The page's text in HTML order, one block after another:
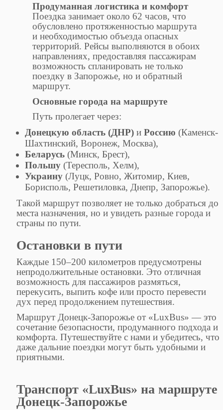
Продуманная логистика и комфорт
Поездка занимает около 62 часов, что
обусловлено протяженностью маршрута
и необходимостью объезда опасных
территорий. Рейсы выполняются в обоих
направлениях, предоставляя пассажирам
возможность спланировать не только
поездку в Запорожье, но и обратный
маршрут.
Основные города на маршруте
Путь пролегает через:
Донецкую область (ДНР) и Россию (Каменск-
Шахтинский, Воронеж, Москва),
Беларусь (Минск, Брест),
Польшу (Тересполь, Хелм),
Украину (Луцк, Ровно, Житомир, Киев,
Борисполь, Решетиловка, Днепр, Запорожье).
Такой маршрут позволяет не только добраться до
места назначения, но и увидеть разные города и
страны по пути.
Остановки в пути
Каждые 150–200 километров предусмотрены
непродолжительные остановки. Это отличная
возможность для пассажиров размяться,
перекусить, выпить кофе или просто перевести
дух перед продолжением путешествия.
Маршрут Донецк-Запорожье от «LuxBus» — это
сочетание безопасности, продуманного подхода и
комфорта. Путешествуйте с нами и убедитесь, что
даже дальние поездки могут быть удобными и
приятными.
Транспорт «LuxBus» на маршруте
Донецк-Запорожье